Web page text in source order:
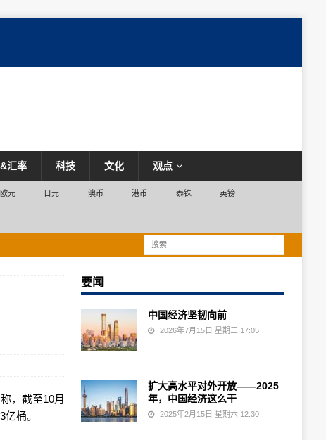
汇率 科技 文化 观点
欧元 日元 澳币 港币 泰铢 英镑
，截至10月
桶。
要闻
中国经济坚韧向前
2026年7月15日 星期三 17:05
扩大高水平对外开放——2025
年，中国经济这么干
2025年2月15日 星期六 12:30